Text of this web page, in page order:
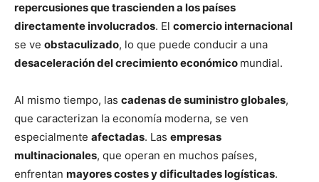
repercusiones que trascienden a los países
directamente involucrados. El comercio internacional
se ve obstaculizado, lo que puede conducir a una
desaceleración del crecimiento económico mundial.
Al mismo tiempo, las cadenas de suministro globales,
que caracterizan la economía moderna, se ven
especialmente afectadas. Las empresas
multinacionales, que operan en muchos países,
enfrentan mayores costes y dificultades logísticas.